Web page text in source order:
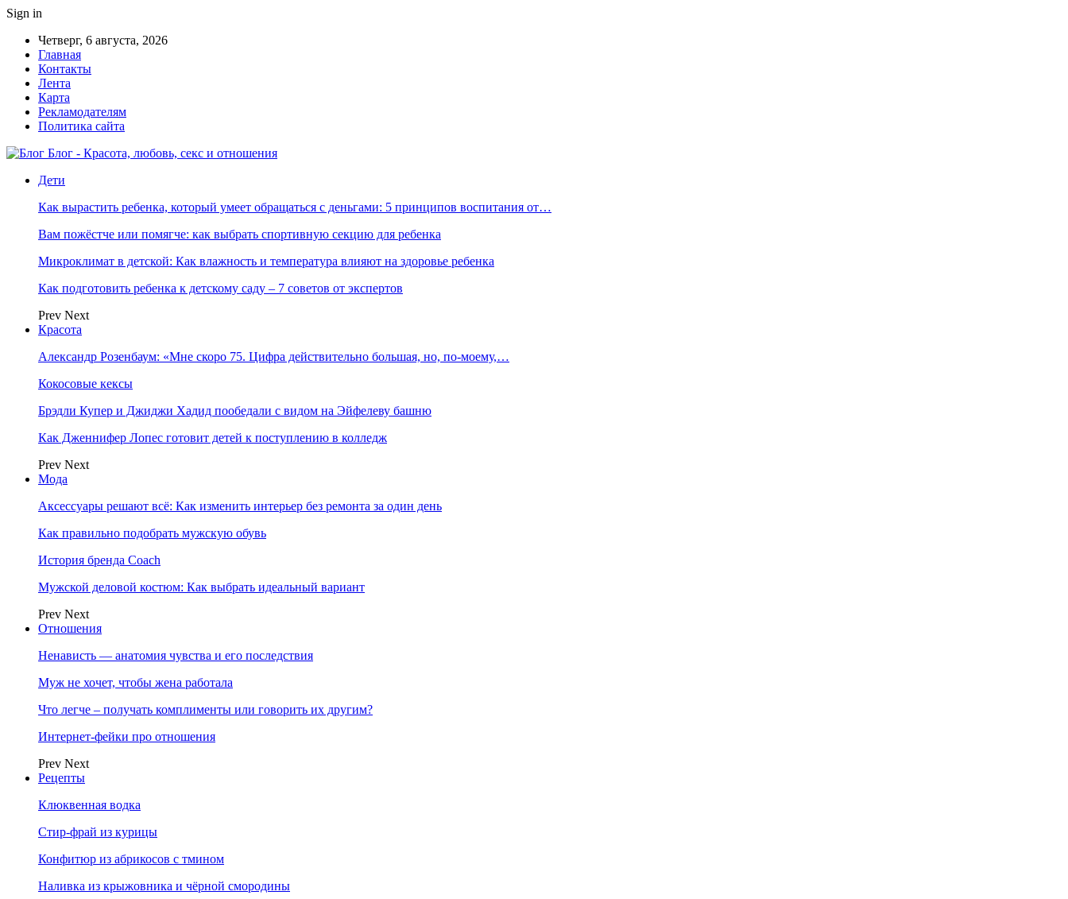
Sign in
Четверг, 6 августа, 2026
Главная
Контакты
Лента
Карта
Рекламодателям
Политика сайта
Блог - Красота, любовь, секс и отношения
Дети
Как вырастить ребенка, который умеет обращаться с деньгами: 5 принципов воспитания от…
Вам пожёстче или помягче: как выбрать спортивную секцию для ребенка
Микроклимат в детской: Как влажность и температура влияют на здоровье ребенка
Как подготовить ребенка к детскому саду – 7 советов от экспертов
Prev Next
Красота
Александр Розенбаум: «Мне скоро 75. Цифра действительно большая, но, по‑моему,…
Кокосовые кексы
Брэдли Купер и Джиджи Хадид пообедали с видом на Эйфелеву башню
Как Дженнифер Лопес готовит детей к поступлению в колледж
Prev Next
Мода
Аксессуары решают всё: Как изменить интерьер без ремонта за один день
Как правильно подобрать мужскую обувь
История бренда Coach
Мужской деловой костюм: Как выбрать идеальный вариант
Prev Next
Отношения
Ненависть — анатомия чувства и его последствия
Муж не хочет, чтобы жена работала
Что легче – получать комплименты или говорить их другим?
Интернет-фейки про отношения
Prev Next
Рецепты
Клюквенная водка
Стир-фрай из курицы
Конфитюр из абрикосов с тмином
Наливка из крыжовника и чёрной смородины